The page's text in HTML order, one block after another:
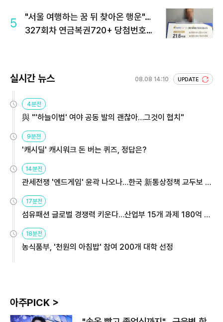
5
"서울 여행하는 꿈 뒤 찾아온 행운"…
327회차 연금복권720+ 당첨번호조
실시간 뉴스 08.08 14:10 UPDATE
4분전
與 "'하늘이법' 여야 공동 발의 괜찮아…그것이 협치"
9분전
'캐시딜' 캐시워크 돈 버는 퀴즈, 정답은?
14분전
관세전쟁 '엔드게임' 윤곽 나오나…한국 新통상정책 교두보 활
17분전
섬유패션 글로벌 경쟁력 키운다…산업부 15개 과제 180억 지
18분전
농식품부, '천원의 아침밥' 참여 200개 대학 선정
아주PICK >